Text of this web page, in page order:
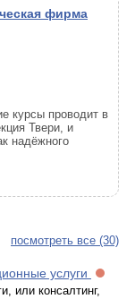
фирма
курсы проводит в
Твери, и
надёжного
посмотреть все (30)
услуги
или консалтинг,